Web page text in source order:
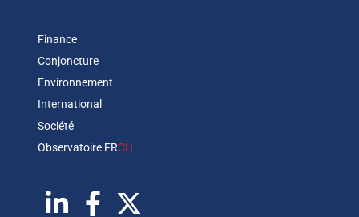
Finance
Conjoncture
Environnement
International
Société
Observatoire FRCH